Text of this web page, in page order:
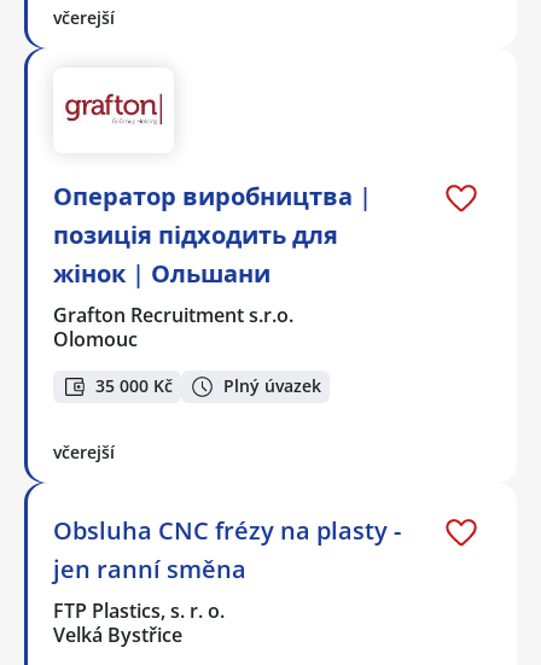
včerejší
Оператор виробництва |
позиція підходить для
жінок | Ольшани
Grafton Recruitment s.r.o.
Olomouc
35 000 Kč Plný úvazek
včerejší
Obsluha CNC frézy na plasty -
jen ranní směna
FTP Plastics, s. r. o.
Velká Bystřice